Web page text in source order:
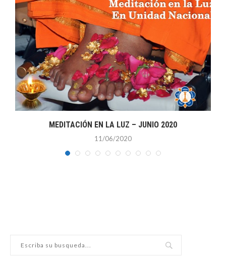
MEDITACIÓN EN LA LUZ – JUNIO 2020
11/06/2020